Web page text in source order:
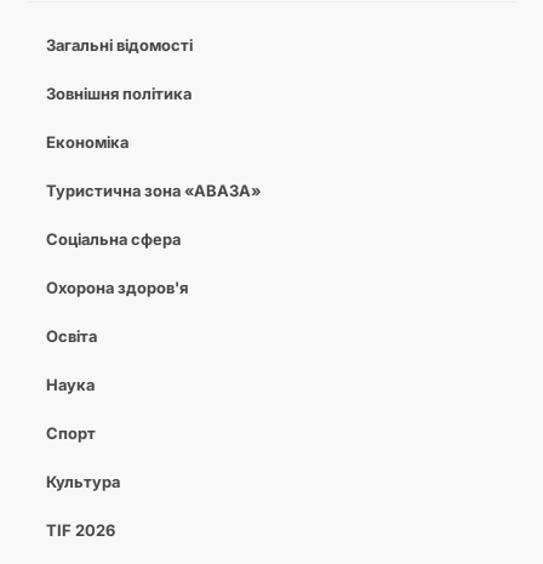
Загальні відомості
Зовнішня політика
Економіка
Туристична зона «АВАЗА»
Соціальна сфера
Охорона здоров'я
Освіта
Наука
Спорт
Культура
TIF 2026